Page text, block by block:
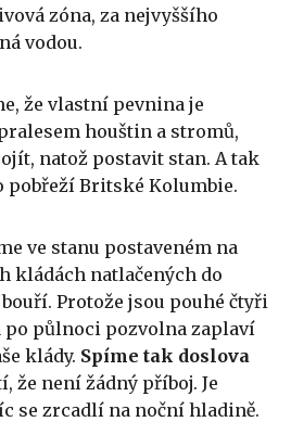
zóna, za nejvyššího
vodou.
že vlastní pevnina je
houštin a stromů,
natož postavit stan. A tak
pobřeží Britské Kolumbie.
ve stanu postaveném na
kládách natlačených do
Protože jsou pouhé čtyři
po půlnoci pozvolna zaplaví
klády. Spíme tak doslova
že není žádný příboj. Je
se zrcadlí na noční hladině.